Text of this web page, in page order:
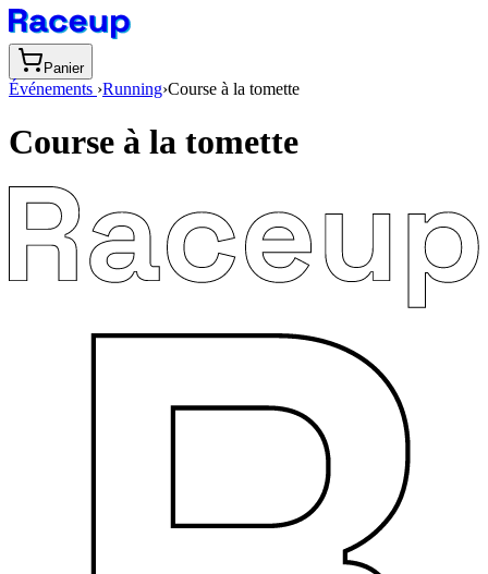
Panier
Événements ›Running›Course à la tomette
Course à la tomette